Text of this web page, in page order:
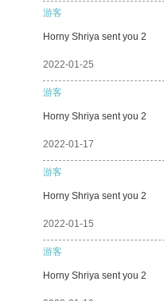
游客
Horny Shriya sent you 2
2022-01-25
游客
Horny Shriya sent you 2
2022-01-17
游客
Horny Shriya sent you 2
2022-01-15
游客
Horny Shriya sent you 2